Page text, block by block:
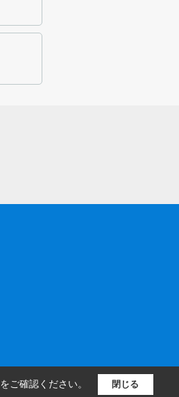
をご確認ください。 閉じる